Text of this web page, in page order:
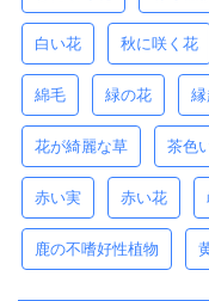
白い花 秋に咲く花
綿毛 緑の花
花が綺麗な草 茶色
赤い実 赤い花
鹿の不嗜好性植物